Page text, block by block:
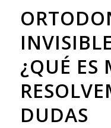
¿QUÉ ES
DUDAS